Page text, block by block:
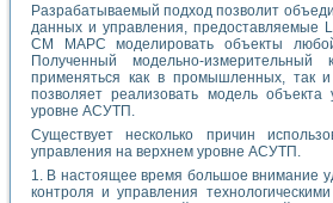
Разрабатываемый подход позволит
данных и управления, предоставляемые
СМ МАРС моделировать объекты
Полученный модельно-
применяться как в промышленных, так
позволяет реализовать модель
уровне АСУТП.
Существует несколько причин
управления на верхнем уровне АСУТП.
1. В настоящее время большое внимание
контроля и управления